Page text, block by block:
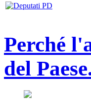
Perché
del